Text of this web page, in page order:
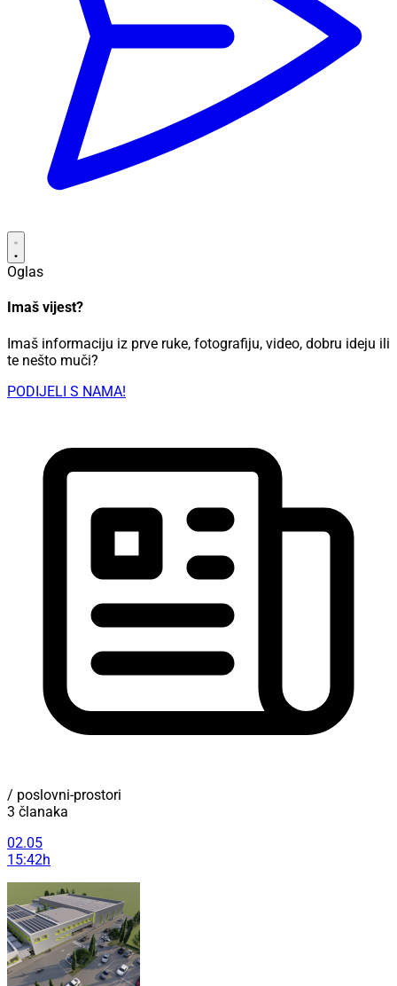
Oglas
Imaš vijest?
Imaš informaciju iz prve ruke, fotografiju, video, dobru ideju ili
te nešto muči?
PODIJELI S NAMA!
/ poslovni-prostori
3 članaka
02.05
15:42h